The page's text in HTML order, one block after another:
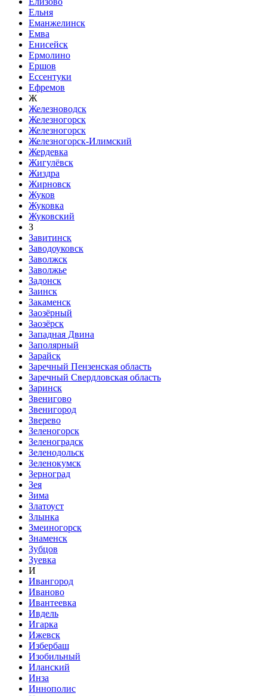
Ельня
Еманжелинск
Емва
Енисейск
Ермолино
Ершов
Ессентуки
Ефремов
Ж
Железноводск
Железногорск
Железногорск
Железногорск-Илимский
Жердевка
Жигулёвск
Жиздра
Жирновск
Жуков
Жуковка
Жуковский
З
Завитинск
Заводоуковск
Заволжск
Заволжье
Задонск
Заинск
Закаменск
Заозёрный
Заозёрск
Западная Двина
Заполярный
Зарайск
Заречный Пензенская область
Заречный Свердловская область
Заринск
Звенигово
Звенигород
Зверево
Зеленогорск
Зеленоградск
Зеленодольск
Зеленокумск
Зерноград
Зея
Зима
Златоуст
Злынка
Змеиногорск
Знаменск
Зубцов
Зуевка
И
Ивангород
Иваново
Ивантеевка
Ивдель
Игарка
Ижевск
Избербаш
Изобильный
Иланский
Инза
Иннополис